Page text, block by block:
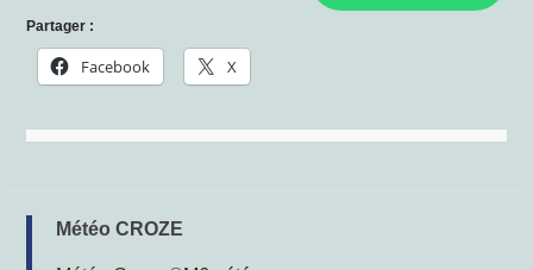
Partager :
Facebook X
Météo CROZE